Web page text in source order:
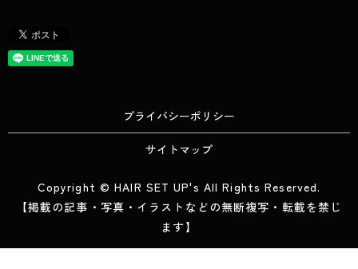
プライバシーポリシー
サイトマップ
Copyright © HAIR SET UP's All Rights Reserved.
【掲載の記事・写真・イラストなどの無断複写・転載を禁じ
ます】